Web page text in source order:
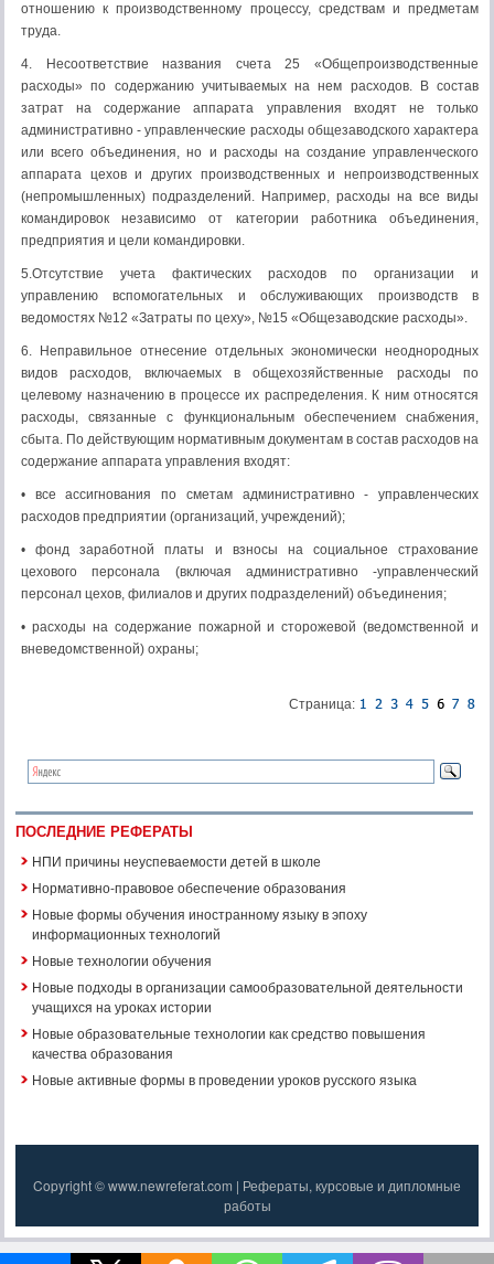
отношению к производственному процессу, средствам и предметам
труда.
4. Несоответствие названия счета 25 «Общепроизводст­венные
расходы» по содержанию учитываемых на нем расхо­дов. В состав
затрат на содержание аппарата управления входят не только
административно - управленческие расходы общеза­водского характера
или всего объединения, но и расходы на создание управленческого
аппарата цехов и других производ­ственных и непроизводственных
(непромышленных) подразде­лений. Например, расходы на все виды
командировок незави­симо от категории работника объединения,
предприятия и цели командировки.
5.Отсутствие учета фактических расходов по организации и
управлению вспомогательных и обслуживающих производств в
ведомостях №12 «Затраты по цеху», №15 «Общезаводские расходы».
6. Неправильное отнесение отдельных экономически не­однородных
видов расходов, включаемых в общехозяйствен­ные расходы по
целевому назначению в процессе их распреде­ления. К ним относятся
расходы, связанные с функциональным обеспечением снабжения,
сбыта. По действующим норматив­ным документам в состав расходов на
содержание аппарата управления входят:
• все ассигнования по сметам административно - управлен­ческих
расходов предприятии (организаций, учреждений);
• фонд заработной платы и взносы на социальное страхова­ние
цехового персонала (включая административно -управленческий
персонал цехов, филиалов и других под­разделений) объединения;
• расходы на содержание пожарной и сторожевой (ведомст­венной и
вневедомственной) охраны;
Страница:
ПОСЛЕДНИЕ РЕФЕРАТЫ
НПИ причины неуспеваемости детей в школе
Нормативно-правовое обеспечение образования
Новые формы обучения иностранному языку в эпоху
информационных технологий
Новые технологии обучения
Новые подходы в организации самообразовательной деятельности
учащихся на уроках истории
Новые образовательные технологии как средство повышения
качества образования
Новые активные формы в проведении уроков русского языка
Copyright © www.newreferat.com | Рефераты, курсовые и дипломные
работы